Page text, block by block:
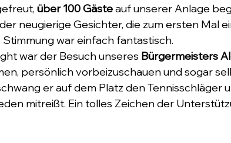
über 100 Gäste auf unserer Anlage
neugierige Gesichter, die zum ersten Mal
war einfach fantastisch.
war der Besuch unseres Bürgermeisters
persönlich vorbeizuschauen und sogar
er auf dem Platz den Tennisschläger
mitreißt. Ein tolles Zeichen der